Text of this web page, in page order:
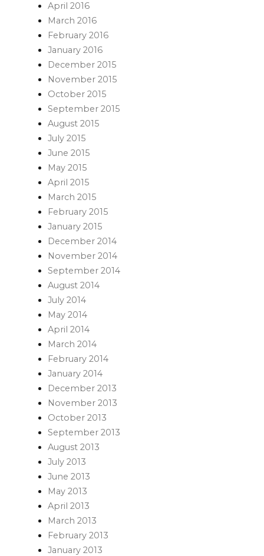
April 2016
March 2016
February 2016
January 2016
December 2015
November 2015
October 2015
September 2015
August 2015
July 2015
June 2015
May 2015
April 2015
March 2015
February 2015
January 2015
December 2014
November 2014
September 2014
August 2014
July 2014
May 2014
April 2014
March 2014
February 2014
January 2014
December 2013
November 2013
October 2013
September 2013
August 2013
July 2013
June 2013
May 2013
April 2013
March 2013
February 2013
January 2013